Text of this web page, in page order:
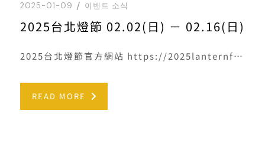
2025-01-09 이벤트 소식
2025台北燈節 02.02(日) － 02.16(日)
2025台北燈節官方網站 https://2025lanternfestival.travel.taipei/
READ MORE